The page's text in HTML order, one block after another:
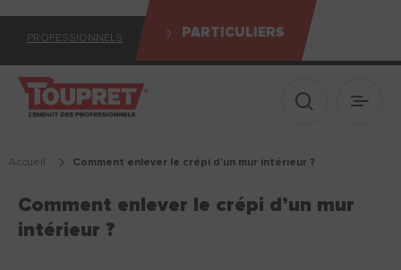
PROFESSIONNELS PARTICULIERS
Afficher le
Accueil comment enlever le crépi d’un mur intérieur ?
Comment enlever le crépi d’un mur
intérieur ?